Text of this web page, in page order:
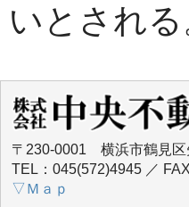
いとされる
〒230-0001 横浜市鶴見区
TEL：045(572)4945 ／
▽Ｍａｐ